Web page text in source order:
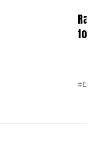
#E-MAG